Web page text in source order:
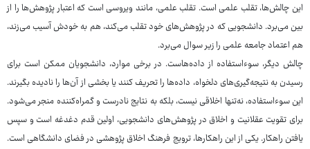
این چالش‌ها، تقلب علمی است. تقلب علمی، مانند ویروسی است که اعتبار پژوهش‌ها را از
بین می‌برد. دانشجویی که در پژوهش‌های خود تقلب می‌کند، هم به خودش آسیب می‌زند،
هم اعتماد جامعه علمی را زیر سوال می‌برد.
چالش دیگر، سوءاستفاده از داده‌هاست. در برخی موارد، دانشجویان ممکن است برای
رسیدن به نتیجه‌گیری‌های دلخواه، داده‌ها را تحریف کنند یا بخشی از آن‌ها را نادیده بگیرند.
این سوءاستفاده، نه‌تنها اخلاقی نیست، بلکه به نتایج نادرست و گمراه‌کننده منجر می‌شود.
برای تقویت عقلانیت و اخلاق در پژوهش‌های دانشجویی، اولین قدم دغدغه است و سپس
یافتن راهکار. یکی از این راهکارها، ترویج فرهنگ اخلاق پژوهشی در فضای دانشگاهی است.